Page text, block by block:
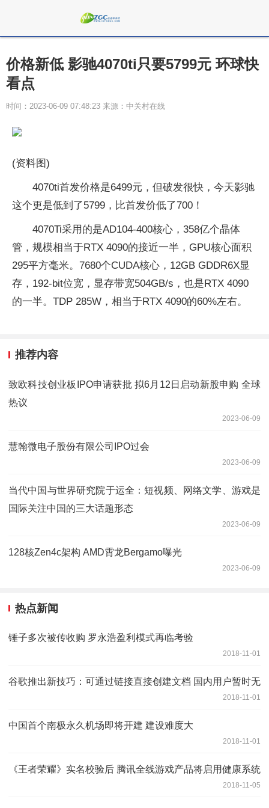
价格新低 影驰4070ti只要5799元 环球快
看点
时间：2023-06-09 07:48:23 来源：中关村在线
(资料图)
4070ti首发价格是6499元，但破发很快，今天影驰
这个更是低到了5799，比首发价低了700！
4070Ti采用的是AD104-400核心，358亿个晶体
管，规模相当于RTX 4090的接近一半，GPU核心面积
295平方毫米。7680个CUDA核心，12GB GDDR6X显
存，192-bit位宽，显存带宽504GB/s，也是RTX 4090
的一半。TDP 285W，相当于RTX 4090的60%左右。
推荐内容
致欧科技创业板IPO申请获批 拟6月12日启动新股申购 全球
热议
2023-06-09
慧翰微电子股份有限公司IPO过会
2023-06-09
当代中国与世界研究院于运全：短视频、网络文学、游戏是
国际关注中国的三大话题形态
2023-06-09
128核Zen4c架构 AMD霄龙Bergamo曝光
2023-06-09
热点新闻
锤子多次被传收购 罗永浩盈利模式再临考验
2018-11-01
谷歌推出新技巧：可通过链接直接创建文档 国内用户暂时无
2018-11-01
中国首个南极永久机场即将开建 建设难度大
2018-11-01
《王者荣耀》实名校验后 腾讯全线游戏产品将启用健康系统
2018-11-05